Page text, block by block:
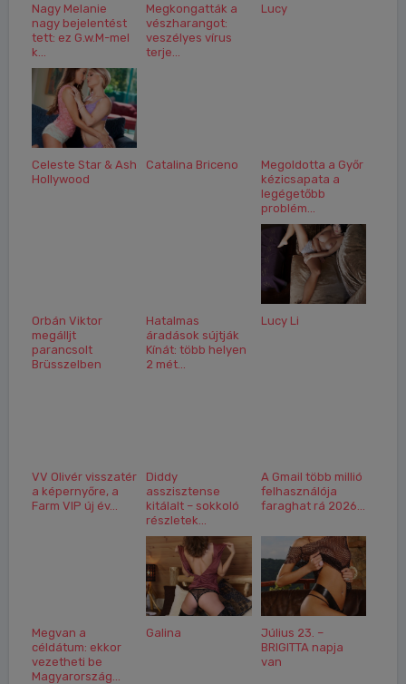
Nagy Melanie
nagy bejelentést
tett: ez G.w.M-mel
k...
Megkongatták a
vészharangot:
veszélyes vírus
terje...
Lucy
Celeste Star & Ash
Hollywood
Catalina Briceno
Megoldotta a Győr
kézicsapata a
legégetőbb
problém...
Orbán Viktor
megálljt
parancsolt
Brüsszelben
Hatalmas
áradások sújtják
Kínát: több helyen
2 mét...
Lucy Li
VV Olivér visszatér
a képernyőre, a
Farm VIP új év...
Diddy
asszisztense
kitálalt – sokkoló
részletek...
A Gmail több millió
felhasználója
faraghat rá 2026...
Megvan a
céldátum: ekkor
vezetheti be
Magyarország...
Galina
Július 23. –
BRIGITTA napja
van